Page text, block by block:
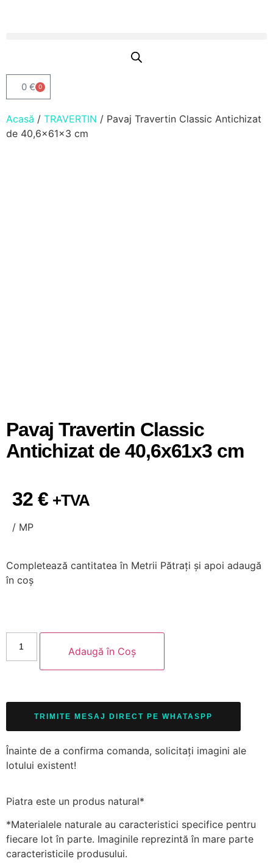
0 € 0
Acasă / TRAVERTIN / Pavaj Travertin Classic Antichizat
de 40,6x61x3 cm
Pavaj Travertin Classic
Antichizat de 40,6x61x3 cm
32 € +TVA
/ MP
Completează cantitateaîn Metrii Pătrați și apoi adaugă
în coș
Adaugă în Coș
TRIMITE MESAJ DIRECT PE WHATASPP
Înainte de a confirma comanda, solicitați imagini ale
lotului existent!
Piatra este un produs natural*
*Materialele naturale au caracteristici specifice pentru
fiecare lot în parte. Imaginile reprezintă în mare parte
caracteristicile produsului.